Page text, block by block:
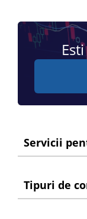
Servicii
Tipuri de